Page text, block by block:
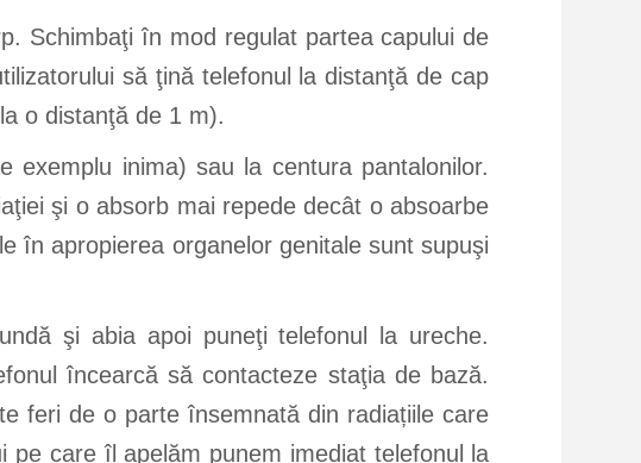
Schimbaţi în mod regulat partea capului de
să ţină telefonul la distanţă de cap
o distanţă de 1 m).
inima) sau la centura pantalonilor.
şi o absorb mai repede decât o absoarbe
în apropierea organelor genitale sunt supuşi
şi abia apoi puneţi telefonul la ureche.
încearcă să contacteze staţia de bază.
feri de o parte însemnată din radiațiile care
care îl apelăm punem imediat telefonul la